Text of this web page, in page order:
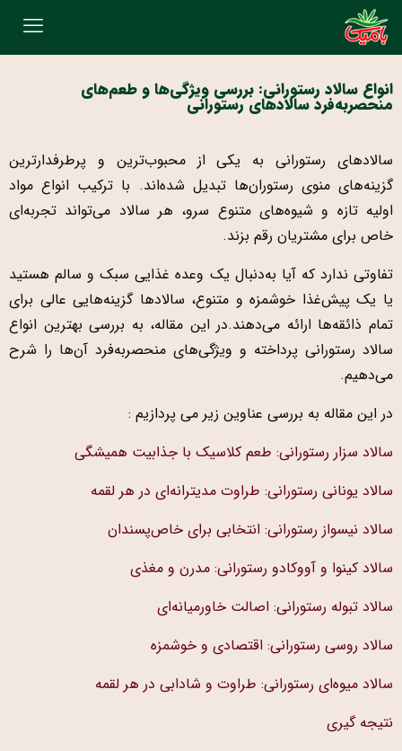
انواع سالاد رستورانی: بررسی ویژگی‌ها و طعم‌های
منحصربه‌فرد سالادهای رستورانی
سالادهای رستورانی به یکی از محبوب‌ترین و پرطرفدارترین
گزینه‌های منوی رستوران‌ها تبدیل شده‌اند. با ترکیب انواع مواد
اولیه تازه و شیوه‌های متنوع سرو، هر سالاد می‌تواند تجربه‌ای
خاص برای مشتریان رقم بزند.
تفاوتی ندارد که آیا به‌دنبال یک وعده غذایی سبک و سالم هستید
یا یک پیش‌غذا خوشمزه و متنوع، سالادها گزینه‌هایی عالی برای
تمام ذائقه‌ها ارائه می‌دهند.در این مقاله، به بررسی بهترین انواع
سالاد رستورانی پرداخته و ویژگی‌های منحصربه‌فرد آن‌ها را شرح
می‌دهیم.
در این مقاله به بررسی عناوین زیر می پردازیم :
سالاد سزار رستورانی: طعم کلاسیک با جذابیت همیشگی
سالاد یونانی رستورانی: طراوت مدیترانه‌ای در هر لقمه
سالاد نیسواز رستورانی: انتخابی برای خاص‌پسندان
سالاد کینوا و آووکادو رستورانی: مدرن و مغذی
سالاد تبوله رستورانی: اصالت خاورمیانه‌ای
سالاد روسی رستورانی: اقتصادی و خوشمزه
سالاد میوه‌ای رستورانی: طراوت و شادابی در هر لقمه
نتیجه گیری